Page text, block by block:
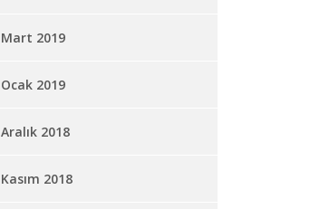
Mart 2019
Ocak 2019
Aralık 2018
Kasım 2018